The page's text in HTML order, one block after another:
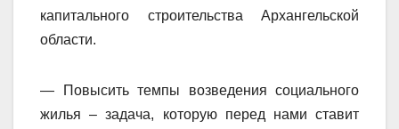
капитального строительства Архангельской
области.
— Повысить темпы возведения социального
жилья – задача, которую перед нами ставит